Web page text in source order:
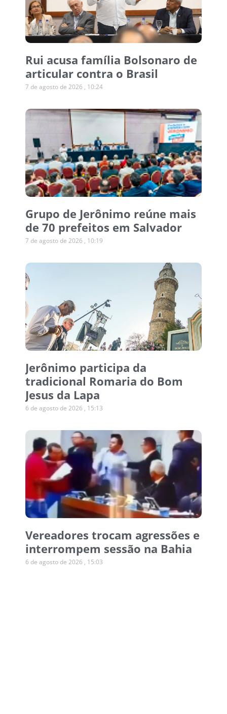
Rui acusa família Bolsonaro de
articular contra o Brasil
7 de agosto de 2026 10:24
Grupo de Jerônimo reúne mais
de 70 prefeitos em Salvador
7 de agosto de 2026 10:19
Jerônimo participa da
tradicional Romaria do Bom
Jesus da Lapa
6 de agosto de 2026 15:13
Vereadores trocam agressões e
interrompem sessão na Bahia
6 de agosto de 2026 15:03